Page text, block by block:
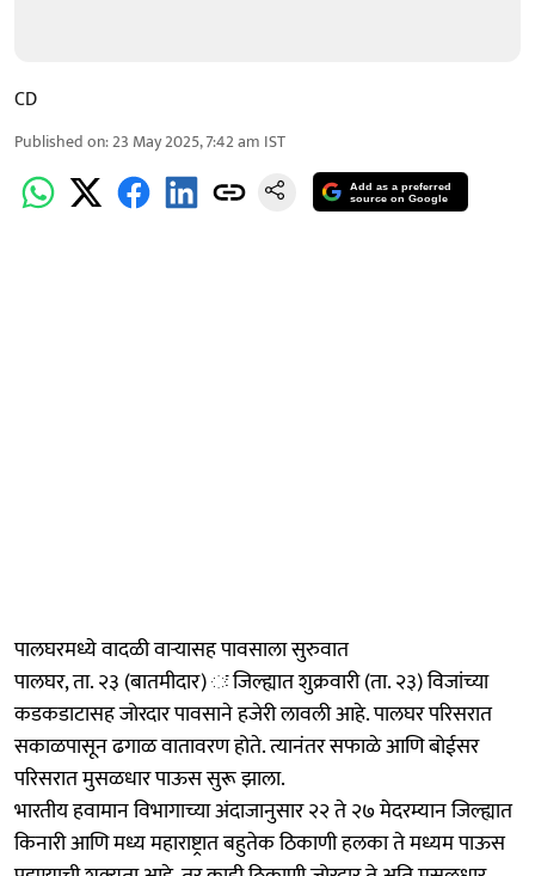
CD
Published on:23 May 2025, 7:42 am IST
Add as a preferred
source on Google
पालघरमध्ये वादळी वाऱ्यासह पावसाला सुरुवात
पालघर, ता. २३ (बातमीदार) ः जिल्ह्यात शुक्रवारी (ता. २३) विजांच्या
कडकडाटासह जोरदार पावसाने हजेरी लावली आहे. पालघर परिसरात
सकाळपासून ढगाळ वातावरण होते. त्यानंतर सफाळे आणि बोईसर
परिसरात मुसळधार पाऊस सुरू झाला.
भारतीय हवामान विभागाच्या अंदाजानुसार २२ ते २७ मेदरम्यान जिल्ह्यात
किनारी आणि मध्य महाराष्ट्रात बहुतेक ठिकाणी हलका ते मध्यम पाऊस